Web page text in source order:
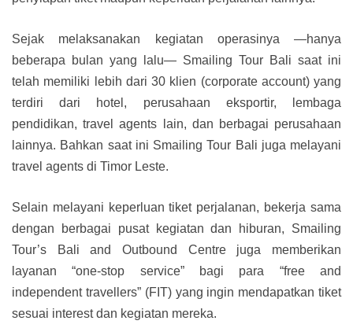
Sejak melaksanakan kegiatan operasinya —hanya
beberapa bulan yang lalu— Smailing Tour Bali saat ini
telah memiliki lebih dari 30 klien (corporate account) yang
terdiri dari hotel, perusahaan eksportir, lembaga
pendidikan, travel agents lain, dan berbagai perusahaan
lainnya. Bahkan saat ini Smailing Tour Bali juga melayani
travel agents di Timor Leste.
Selain melayani keperluan tiket perjalanan, bekerja sama
dengan berbagai pusat kegiatan dan hiburan, Smailing
Tour’s Bali and Outbound Centre juga memberikan
layanan “one-stop service” bagi para “free and
independent travellers” (FIT) yang ingin mendapatkan tiket
sesuai interest dan kegiatan mereka.